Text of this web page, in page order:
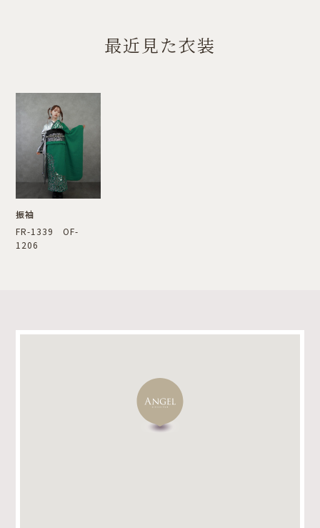
最近見た衣装
振袖
FR-1339 OF-
1206